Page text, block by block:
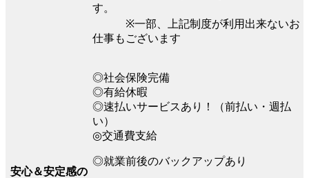
す。
※⼀部、上記制度が利⽤出来ないお
仕事もございます
安心＆安定感の
◎社会保険完備
◎有給休暇
◎速払いサービスあり！（前払い・週払
い）
◎交通費支給
◎就業前後のバックアップあり